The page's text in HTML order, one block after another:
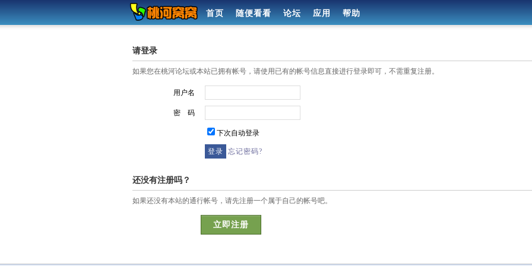
首页 随便看看 论坛 应用 帮助
请登录
如果您在桃河论坛或本站已拥有帐号，请使用已有的帐号信息直接进行登录即可，不需重复注册。
用户名
密 码
下次自动登录
忘记密码?
还没有注册吗？
如果还没有本站的通行帐号，请先注册一个属于自己的帐号吧。
立即注册